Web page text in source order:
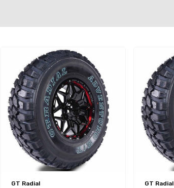
GT Radial GT Radial